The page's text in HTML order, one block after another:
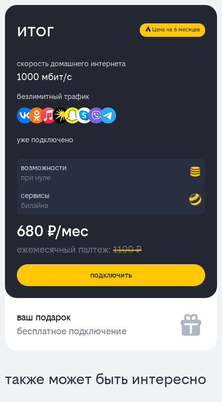
итог Цена на 6 месяцев
скорость домашнего интернета
1000 мбит/с
безлимитный трафик
уже подключено
возможности
при нуле
сервисы
билайна
680 ₽/мес
ежемесячный палтеж: 1100 ₽
подключить
ваш подарок
бесплатное подключение
также может быть интересно